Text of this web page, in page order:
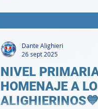
NIVEL
HOMENAJE A
Dante Alighieri
26 sept 2025